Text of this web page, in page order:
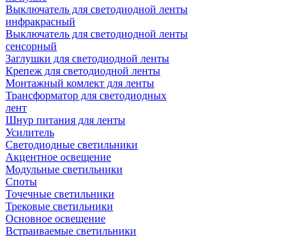
Выключатель для светодиодной ленты
инфракрасный
Выключатель для светодиодной ленты
сенсорный
Заглушки для светодиодной ленты
Крепеж для светодиодной ленты
Монтажный комлект для ленты
Трансформатор для светодиодных
лент
Шнур питания для ленты
Усилитель
Светодиодные светильники
Акцентное освещение
Модульные светильники
Споты
Точечные светильники
Трековые светильники
Основное освещение
Встраиваемые светильники